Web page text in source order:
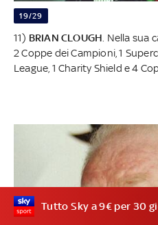
19/29
11) BRIAN CLOUGH . Nella sua
2 Coppe dei Campioni, 1
League, 1 Charity Shield e 4
Tutto Sky a 9€ per 30